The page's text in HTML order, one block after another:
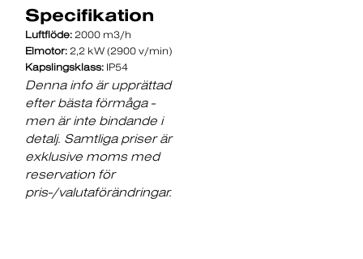
Specifikation
Luftflöde: 2000 m3/h
Elmotor: 2,2 kW (2900 v/min)
Kapslingsklass: IP54
Denna info är upprättad
efter bästa förmåga -
men är inte bindande i
detalj. Samtliga priser är
exklusive moms med
reservation för
pris-/valutaförändringar.